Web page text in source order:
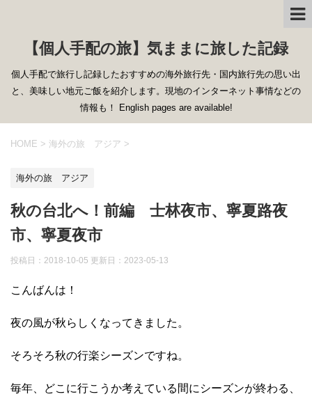
【個人手配の旅】気ままに旅した記録
個人手配で旅行し記録したおすすめの海外旅行先・国内旅行先の思い出
と、美味しい地元ご飯を紹介します。現地のインターネット事情などの
情報も！ English pages are available!
HOME > 海外の旅 アジア >
海外の旅 アジア
秋の台北へ！前編 士林夜市、寧夏路夜
市、寧夏夜市
投稿日：2018-10-05 更新日： 2023-05-13
こんばんは！
夜の風が秋らしくなってきました。
そろそろ秋の行楽シーズンですね。
毎年、どこに行こうか考えている間にシーズンが終わる、